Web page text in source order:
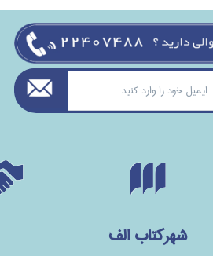
شهرکتاب الف